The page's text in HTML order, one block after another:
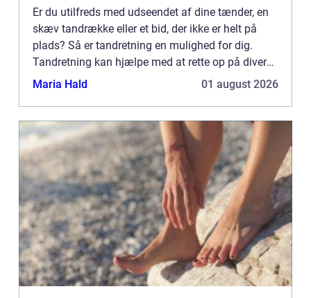
Er du utilfreds med udseendet af dine tænder, en
skæv tandrække eller et bid, der ikke er helt på
plads? Så er tandretning en mulighed for dig.
Tandretning kan hjælpe med at rette op på diverse
tandsætn...
Maria Hald 01 august 2026